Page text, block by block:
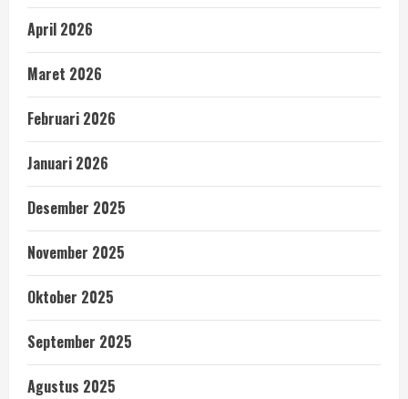
April 2026
Maret 2026
Februari 2026
Januari 2026
Desember 2025
November 2025
Oktober 2025
September 2025
Agustus 2025